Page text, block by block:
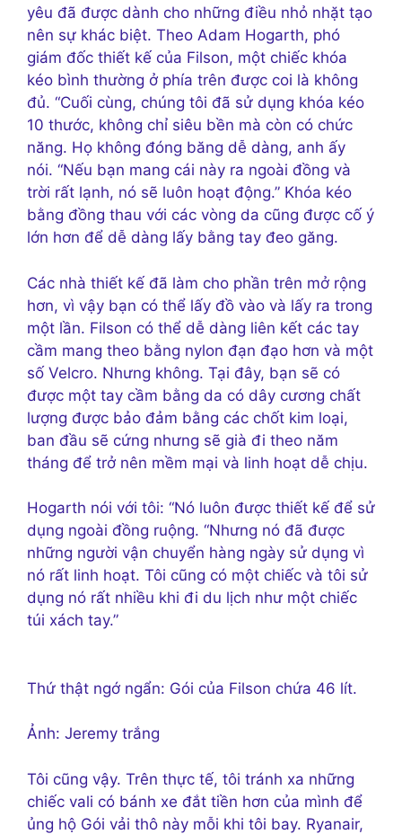
yêu đã được dành cho những điều nhỏ nhặt tạo
nên sự khác biệt. Theo Adam Hogarth, phó
giám đốc thiết kế của Filson, một chiếc khóa
kéo bình thường ở phía trên được coi là không
đủ. “Cuối cùng, chúng tôi đã sử dụng khóa kéo
10 thước, không chỉ siêu bền mà còn có chức
năng. Họ không đóng băng dễ dàng, anh ấy
nói. “Nếu bạn mang cái này ra ngoài đồng và
trời rất lạnh, nó sẽ luôn hoạt động.” Khóa kéo
bằng đồng thau với các vòng da cũng được cố ý
lớn hơn để dễ dàng lấy bằng tay đeo găng.
Các nhà thiết kế đã làm cho phần trên mở rộng
hơn, vì vậy bạn có thể lấy đồ vào và lấy ra trong
một lần. Filson có thể dễ dàng liên kết các tay
cầm mang theo bằng nylon đạn đạo hơn và một
số Velcro. Nhưng không. Tại đây, bạn sẽ có
được một tay cầm bằng da có dây cương chất
lượng được bảo đảm bằng các chốt kim loại,
ban đầu sẽ cứng nhưng sẽ già đi theo năm
tháng để trở nên mềm mại và linh hoạt dễ chịu.
Hogarth nói với tôi: “Nó luôn được thiết kế để sử
dụng ngoài đồng ruộng. “Nhưng nó đã được
những người vận chuyển hàng ngày sử dụng vì
nó rất linh hoạt. Tôi cũng có một chiếc và tôi sử
dụng nó rất nhiều khi đi du lịch như một chiếc
túi xách tay.”
Thứ thật ngớ ngẩn: Gói của Filson chứa 46 lít.
Ảnh: Jeremy trắng
Tôi cũng vậy. Trên thực tế, tôi tránh xa những
chiếc vali có bánh xe đắt tiền hơn của mình để
ủng hộ Gói vải thô này mỗi khi tôi bay. Ryanair,